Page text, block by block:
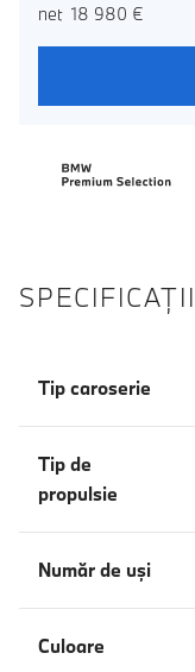
net 18 980 €
SPECIFICAŢII
Tip caroserie
Tip de
propulsie
Număr de uşi
Culoare